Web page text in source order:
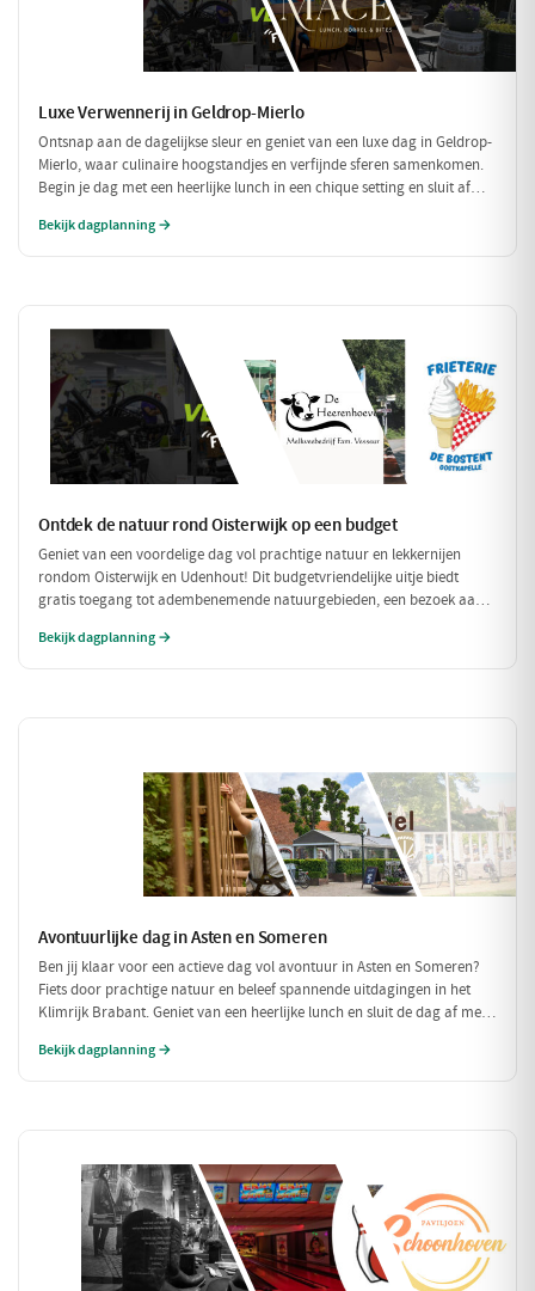
Luxe Verwennerij in Geldrop-Mierlo
Ontsnap aan de dagelijkse sleur en geniet van een luxe dag in Geldrop-
Mierlo, waar culinaire hoogstandjes en verfijnde sferen samenkomen.
Begin je dag met een heerlijke lunch in een chique setting en sluit af
compleet met een ontspannen fietstocht door de prachtige omgeving!
Bekijk dagplanning →
Ontdek de natuur rond Oisterwijk op een budget
Geniet van een voordelige dag vol prachtige natuur en lekkernijen
rondom Oisterwijk en Udenhout! Dit budgetvriendelijke uitje biedt
gratis toegang tot adembenemende natuurgebieden, een bezoek aan
lunch. Perfect voor een dag vol avontuur zonder je portemonnee te
Bekijk dagplanning →
Avontuurlijke dag in Asten en Someren
Ben jij klaar voor een actieve dag vol avontuur in Asten en Someren?
Fiets door prachtige natuur en beleef spannende uitdagingen in het
Klimrijk Brabant. Geniet van een heerlijke lunch en sluit de dag af met
fietsen!
Bekijk dagplanning →